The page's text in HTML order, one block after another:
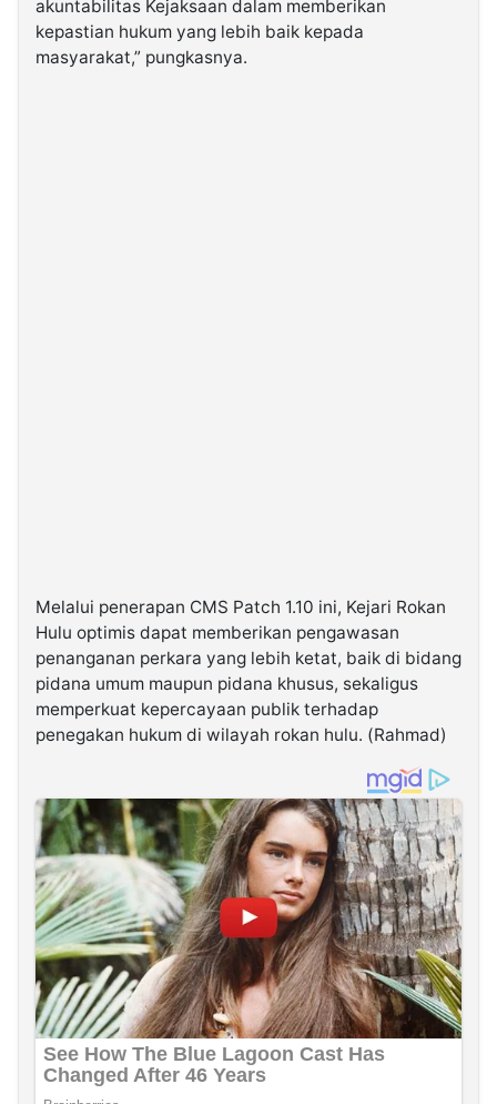
akuntabilitas Kejaksaan dalam memberikan
kepastian hukum yang lebih baik kepada
masyarakat,” pungkasnya.
Melalui penerapan CMS Patch 1.10 ini, Kejari Rokan
Hulu optimis dapat memberikan pengawasan
penanganan perkara yang lebih ketat, baik di bidang
pidana umum maupun pidana khusus, sekaligus
memperkuat kepercayaan publik terhadap
penegakan hukum di wilayah rokan hulu. (Rahmad)